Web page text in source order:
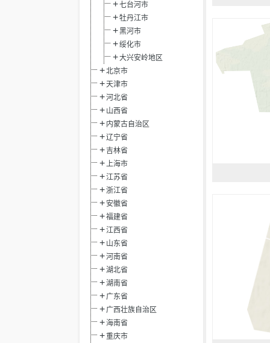
七台河市
牡丹江市
黑河市
绥化市
大兴安岭地区
北京市
天津市
河北省
山西省
内蒙古自治区
辽宁省
吉林省
上海市
江苏省
浙江省
安徽省
福建省
江西省
山东省
河南省
湖北省
湖南省
广东省
广西壮族自治区
海南省
重庆市